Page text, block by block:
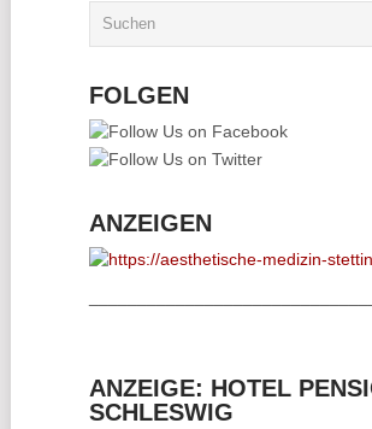
FOLGEN
ANZEIGEN
ANZEIGE: HOTEL
SCHLESWIG